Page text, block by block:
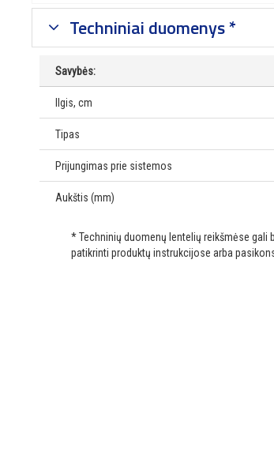
Techniniai duomenys *
Savybės:
Ilgis, cm
Tipas
Prijungimas prie sistemos
Aukštis (mm)
* Techninių duomenų lentelių reikšmėse
patikrinti produktų instrukcijose arba